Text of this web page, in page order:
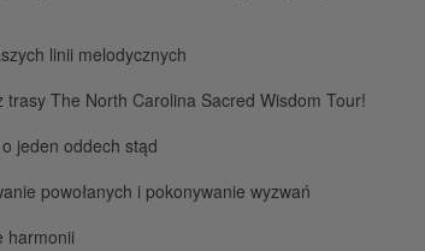
linii melodycznych
trasy The North Carolina Sacred Wisdom Tour!
jeden oddech stąd
powołanych i pokonywanie wyzwań
harmonii